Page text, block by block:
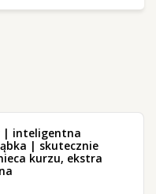
| inteligentna
| skutecznie
kurzu, ekstra